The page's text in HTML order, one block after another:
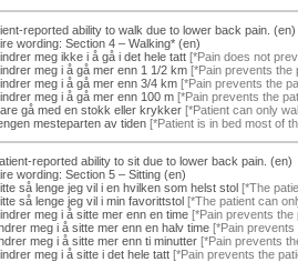
reported ability to walk due to lower back pain. (en)
wording: Section 4 – Walking* (en)
meg ikke i å gå i det hele tatt [*Pain does not
meg i å gå mer enn 1 1/2 km [*Pain prevents the
meg i å gå mer enn 3/4 km [*Pain prevents the
meg i å gå mer enn 100 m [*Pain prevents the
gå med en stokk eller krykker [*Patient can only
mesteparten av tiden [*Patient is in bed most of
reported ability to sit due to lower back pain. (en)
wording: Section 5 – Sitting (en)
så lenge jeg vil i en hvilken som helst stol [*The
så lenge jeg vil i min favorittstol [*The patient can
meg i å sitte mer enn en time [*Pain prevents the
meg i å sitte mer enn en halv time [*Pain prevents
meg i å sitte mer enn ti minutter [*Pain prevents
meg i å sitte i det hele tatt [*Pain prevents the